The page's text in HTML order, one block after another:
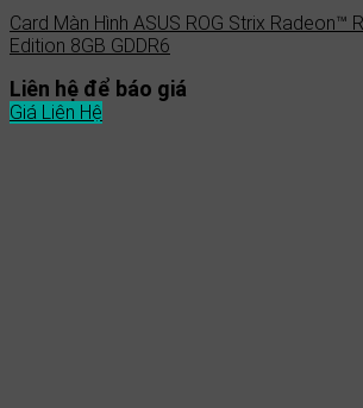
Card Màn Hình ASUS ROG Strix Radeon™
Edition 8GB GDDR6
Liên hệ để báo giá
Giá Liên Hệ